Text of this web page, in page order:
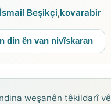
İsmail Beşikçi,kovarabir
din ên van nivîskaran
weşanên têkildarî vê